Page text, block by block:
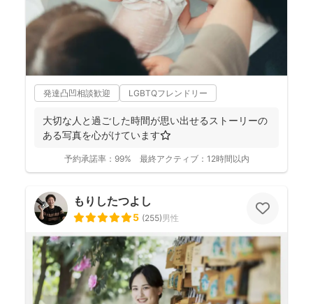
発達凸凹相談歓迎 LGBTQフレンドリー
大切な人と過ごした時間が思い出せるストーリーの
ある写真を心がけています⭐️
予約承諾率： 99% 最終アクティブ： 12時間以内
もりしたつよし
5 (255)男性